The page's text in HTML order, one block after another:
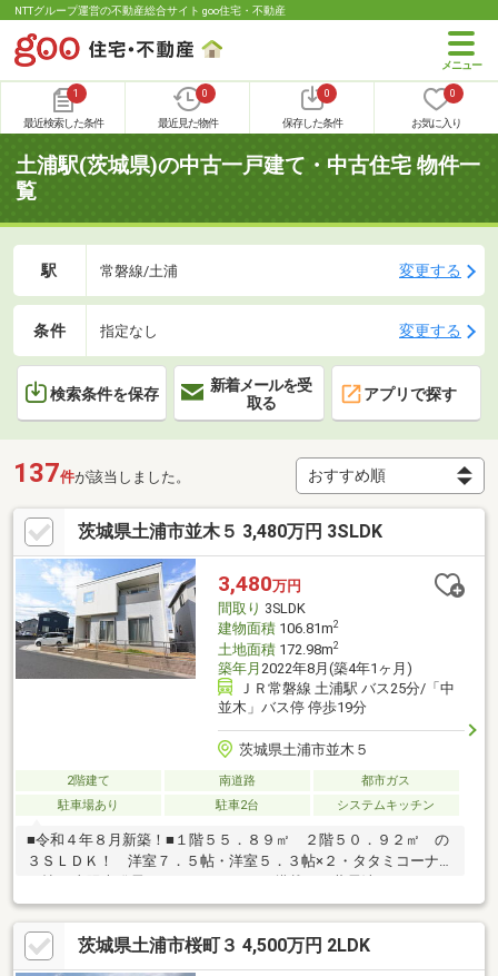
NTTグループ運営の不動産総合サイト goo住宅・不動産
1
最近検索した条件
0
最近見た物件
0
保存した条件
0
お気に入り
土浦駅(茨城県)の中古一戸建て・中古住宅 物件一
覧
駅 常磐線/土浦 変更する
条件 指定なし 変更する
検索条件を保存
新着メールを受
取る
アプリで探す
137件が該当しました。
茨城県土浦市並木５ 3,480万円 3SLDK
3,480万円
間取り 3SLDK
建物面積106.81m2
土地面積172.98m2
築年月 2022年8月(築4年1ヶ月)
ＪＲ常磐線 土浦駅 バス25分/「中
並木」バス停 停歩19分
茨城県土浦市並木５
2階建て 南道路
都市ガス
駐車場あり
駐車2台 システムキッチン
■令和４年８月新築！■１階５５．８９㎡ ２階５０．９２㎡ の
３ＳＬＤＫ！ 洋室７．５帖・洋室５．３帖×２・タタミコーナー
９．８ｋｗ完備！ 昼間も夜間も電気代を抑えられるので電気代
が値上がる時代でも家計を補えます♪□市立都和小学校 徒歩４分
（約３００ｍ） 市立都和中学校 徒歩５分（約３７０ｍ） 市
立都和公民館 徒歩６分（約４５０ｍ） 分譲地内公園 徒歩１
茨城県土浦市桜町３ 4,500万円 2LDK